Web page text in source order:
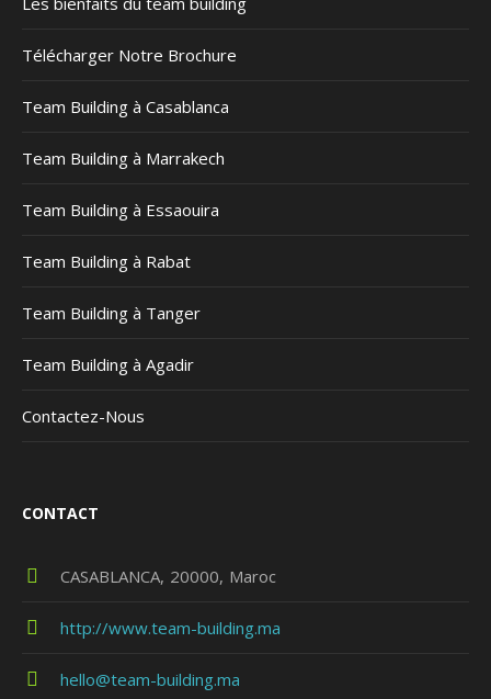
Télécharger Notre Brochure
Team Building à Casablanca
Team Building à Marrakech
Team Building à Essaouira
Team Building à Rabat
Team Building à Tanger
Team Building à Agadir
Contactez-Nous
CONTACT
CASABLANCA 20000 Maroc
http://www.team-building.ma
hello@team-building.ma